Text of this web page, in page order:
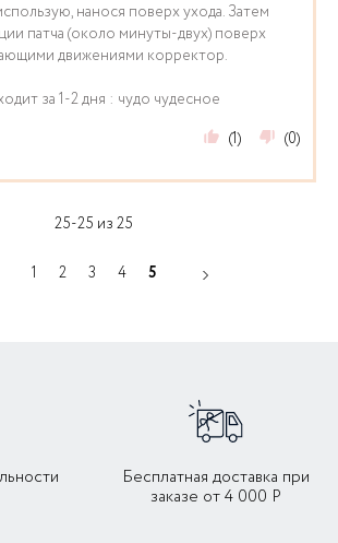
нанося поверх ухода. Затем
патча (около минуты-двух) поверх
движениями корректор.
за 1-2 дня : чудо чудесное
(1)
(0)
25-25 из 25
1 2 3 4 5
Бесплатная доставка при
заказе от 4 000 Р